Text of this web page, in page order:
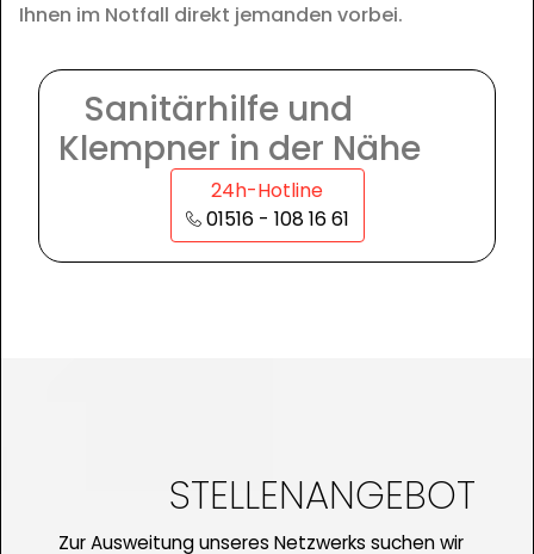
Ihnen im Notfall direkt jemanden vorbei.
Sanitärhilfe und
Klempner in der Nähe
24h-Hotline
01516 - 108 16 61
STELLENANGEBOT
Zur Ausweitung unseres Netzwerks suchen wir